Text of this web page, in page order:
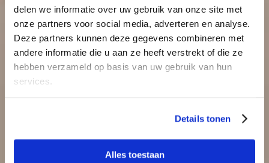
delen we informatie over uw gebruik van onze site met
onze partners voor social media, adverteren en analyse.
Deze partners kunnen deze gegevens combineren met
andere informatie die u aan ze heeft verstrekt of die ze
hebben verzameld op basis van uw gebruik van hun
services.
Details tonen
Alles toestaan
Muziek